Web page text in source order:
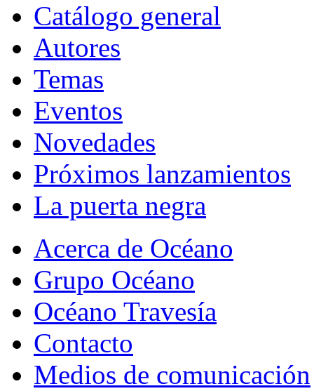
Catálogo general
Autores
Temas
Eventos
Novedades
Próximos lanzamientos
La puerta negra
Acerca de Océano
Grupo Océano
Océano Travesía
Contacto
Medios de comunicación